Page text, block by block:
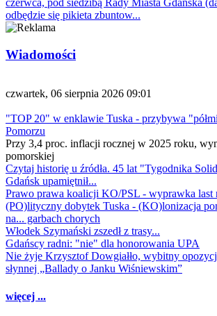
czerwca, pod siedzibą Rady Miasta Gdańska
odbędzie się pikieta zbuntow...
Wiadomości
czwartek, 06 sierpnia 2026 09:01
"TOP 20" w enklawie Tuska - przybywa
Pomorzu
Przy 3,4 proc. inflacji rocznej w 2025 roku,
pomorskiej
Czytaj historię u źródła. 45 lat "Tygodnika
Gdańsk upamiętnił...
Prawo prawa koalicji KO/PSL - wyprawka last
(PO)lityczny dobytek Tuska - (KO)lonizacja
na... garbach chorych
Włodek Szymański zszedł z trasy...
Gdańscy radni: "nie" dla honorowania UPA
Nie żyje Krzysztof Dowgiałło, wybitny
słynnej „Ballady o Janku Wiśniewskim”
więcej ...